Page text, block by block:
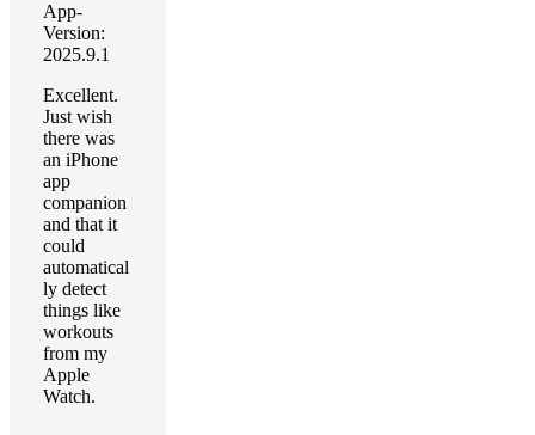
App-
Version:
2025.9.1
Excellent.
Just wish
there was
an iPhone
app
companion
and that it
could
automatical
ly detect
things like
workouts
from my
Apple
Watch.